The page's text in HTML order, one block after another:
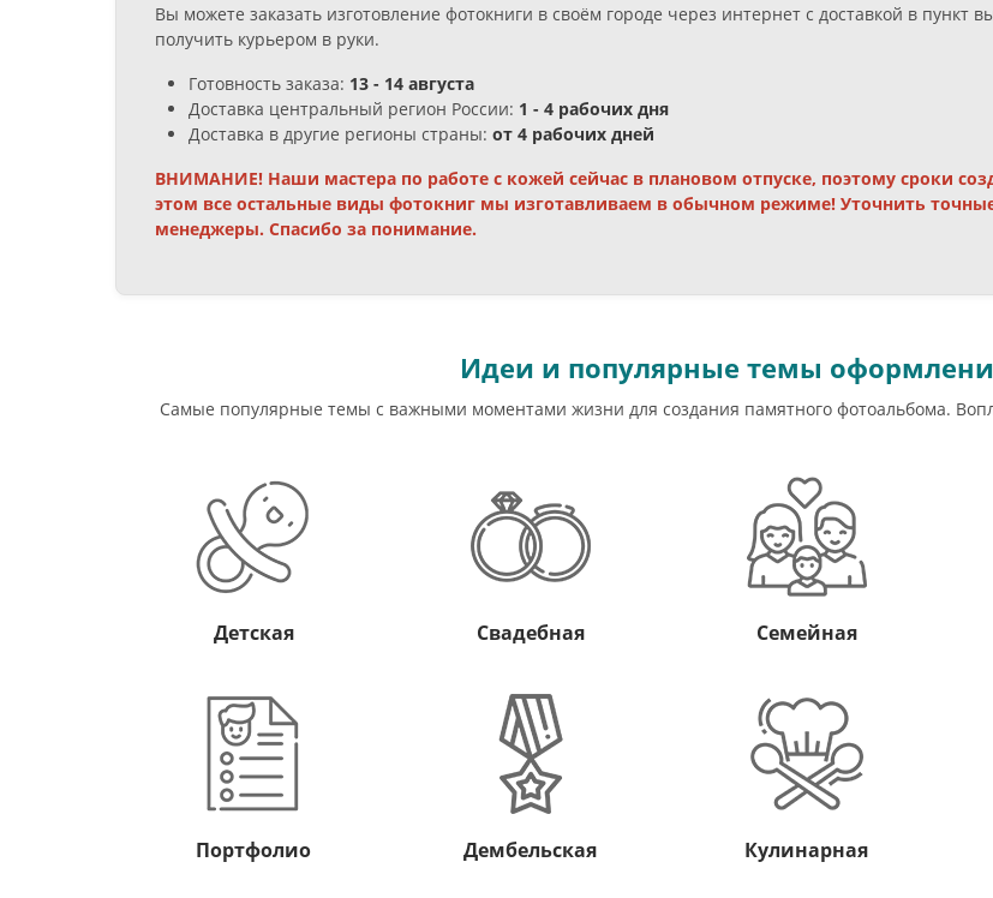
Вы можете заказать изготовление фотокниги в своём городе через интернет с доставкой в
получить курьером в руки.
Готовность заказа: 13 - 14 августа
Доставка центральный регион России: 1 - 4 рабочих дня
Доставка в другие регионы страны: от 4 рабочих дней
ВНИМАНИЕ! Наши мастера по работе с кожей сейчас в плановом отпуске, поэтому сроки
этом все остальные виды фотокниг мы изготавливаем в обычном режиме! Уточнить
менеджеры. Спасибо за понимание.
Идеи и популярные темы
Самые популярные темы с важными моментами жизни для создания памятного фотоальбома.
Детская Свадебная Семейная
Портфолио Дембельская Кулинарная